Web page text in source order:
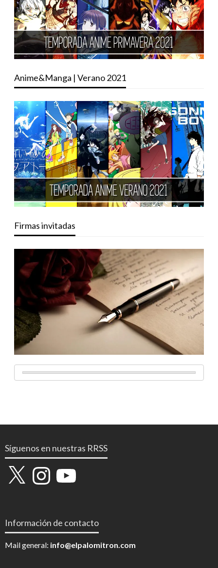
Anime&Manga | Verano 2021
Firmas invitadas
Síguenos en nuestras RRSS
X InstagramYouTube
Información de contacto
Mail general: info@elpalomitron.com